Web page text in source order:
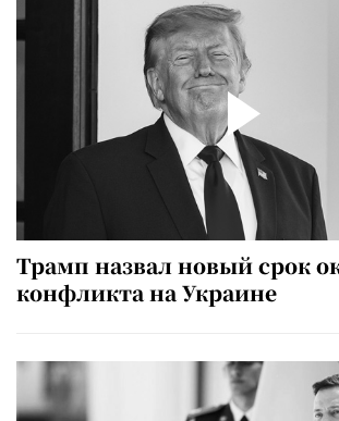
Трамп назвал новый срок
конфликта на Украине